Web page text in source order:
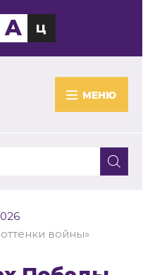
МЕНЮ
A Ц
войны»